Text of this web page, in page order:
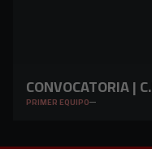
CONVOCATORIA |
PRIMER EQUIPO